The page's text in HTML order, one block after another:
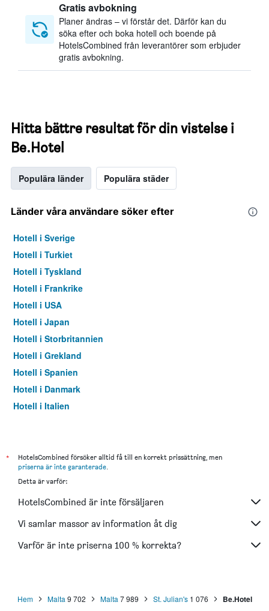
Gratis avbokning
Planer ändras – vi förstår det. Därför kan du
söka efter och boka hotell och boende på
HotelsCombined från leverantörer som erbjuder
gratis avbokning.
Hitta bättre resultat för din vistelse i
Be.Hotel
Populära länder Populära städer
Länder våra användare söker efter
Hotell i Sverige
Hotell i Turkiet
Hotell i Tyskland
Hotell i Frankrike
Hotell i USA
Hotell i Japan
Hotell i Storbritannien
Hotell i Grekland
Hotell i Spanien
Hotell i Danmark
Hotell i Italien
*
HotelsCombined försöker alltid få till en korrekt prissättning, men
priserna är inte garanterade.
Detta är varför:
HotelsCombined är inte försäljaren
Vi samlar massor av information åt dig
Varför är inte priserna 100 % korrekta?
Hem Malta 9 702 Malta 7 989 St. Julian's 1 076 Be.Hotel